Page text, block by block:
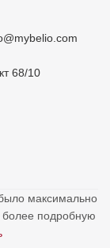
68/10
максимально
более подробную